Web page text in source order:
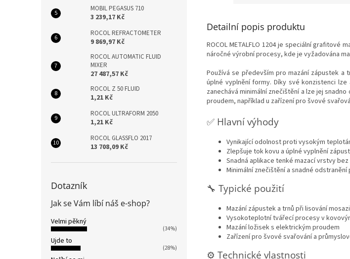
MOBIL PEGASUS 710
3 239,17 Kč
ROCOL REFRACTOMETER
9 869,97 Kč
ROCOL AUTOMATIC FLUID
MIXER
27 487,57 Kč
ROCOL Z 50 FLUID
1,21 Kč
ROCOL ULTRAFORM 2050
1,21 Kč
ROCOL GLASSFLO 2017
13 708,09 Kč
Dotazník
Jak se Vám líbí náš e-shop?
Velmi pěkný
(34%)
Ujde to
(28%)
Detailní popis produktu
ROCOL METALFLO 1204 je speciální
náročné výrobní procesy, kde je vyžadována
Používá se především pro mazání zápustek
úplné vyplnění formy. Díky své konzistenci
zanechává minimální znečištění a lze jej
proudem, například u zařízení pro švové
✅ Hlavní výhody
Vynikající odolnost proti vysokým
Zlepšuje tok kovu a úplné vyplnění
Snadná aplikace tenké mazací vrstvy
Minimální znečištění a snadné
🔧 Typické použití
Mazání zápustek a trnů při lisování
Vysokoteplotní tvářecí procesy v
Mazání ložisek s elektrickým proudem
Zařízení pro švové svařování a
⚙️ Technické vlastnosti